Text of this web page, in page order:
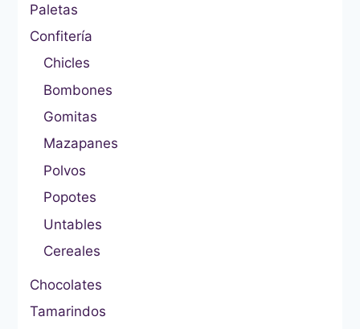
Paletas
Confitería
Chicles
Bombones
Gomitas
Mazapanes
Polvos
Popotes
Untables
Cereales
Chocolates
Tamarindos